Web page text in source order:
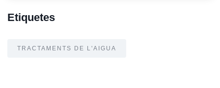
Etiquetes
TRACTAMENTS DE L'AIGUA